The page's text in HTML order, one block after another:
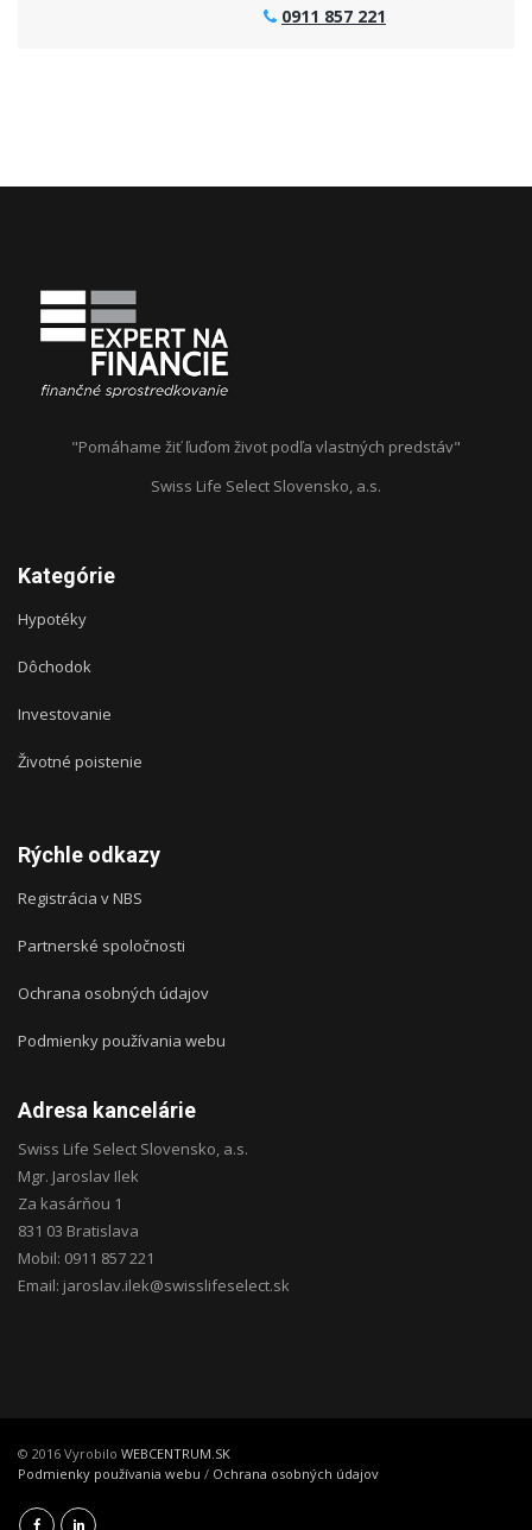
0911 857 221
"Pomáhame žiť ľuďom život podľa vlastných predstáv"
Swiss Life Select Slovensko, a.s.
Kategórie
Hypotéky
Dôchodok
Investovanie
Životné poistenie
Rýchle odkazy
Registrácia v NBS
Partnerské spoločnosti
Ochrana osobných údajov
Podmienky používania webu
Adresa kancelárie
Swiss Life Select Slovensko, a.s.
Mgr. Jaroslav Ilek
Za kasárňou 1
831 03 Bratislava
Mobil: 0911 857 221
Email: jaroslav.ilek@swisslifeselect.sk
© 2016 Vyrobilo WEBCENTRUM.SK
Podmienky používania webu / Ochrana osobných údajov